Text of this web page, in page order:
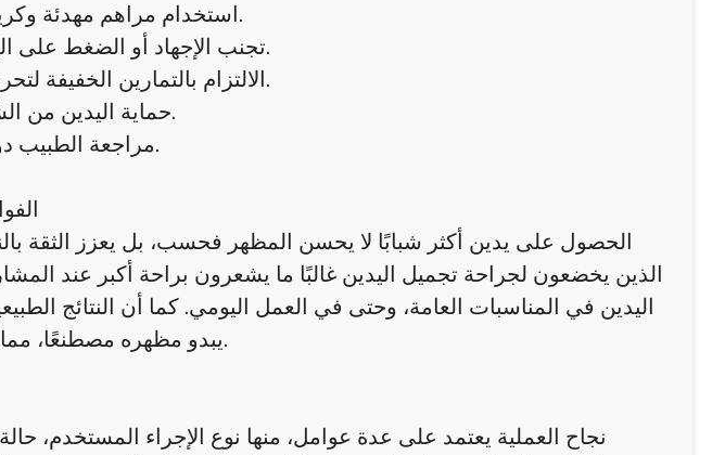
استخدام مراهم مهدئة وكريمات موصوفة لتقليل التورم والالتهاب.
تجنب الإجهاد أو الضغط على اليدين خلال الأسابيع الأولى من التعافي.
الالتزام بالتمارين الخفيفة لتحريك الأصابع والحفاظ على مرونة الجلد.
حماية اليدين من الشمس والمواد الكيميائية لتثبيت النتائج.
مراجعة الطبيب دوريًا لمتابعة شفاء الجلد ونجاح العملية.
الحصول على يدين أكثر شبابًا لا يحسن المظهر فحسب، بل يعزز الثقة
الذين يخضعون لجراحة تجميل اليدين غالبًا ما يشعرون براحة أكبر عند
اليدين في المناسبات العامة، وحتى في العمل اليومي. كما أن النتائج
يبدو مظهره مصطنعًا، مما يعزز من التفاعل الإيجابي مع الآخرين.
نجاح العملية يعتمد على عدة عوامل، منها نوع الإجراء المستخدم، حالة